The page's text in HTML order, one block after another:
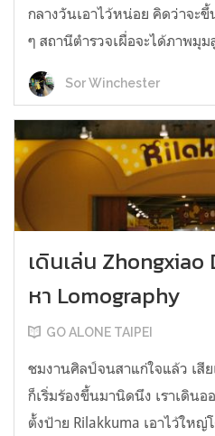
กลางวันเอาไว้หน่อย คิดว่าจะ
ๆ สถานีตำรวจเผื่อจะได้ภาพมุม
Sor Winchester
เดินเล่น Zhongxiao
หา Lomography
GO ALONE TAIPEI
ชมงานศิลป์จนสาแก่ใจแล้ว เสี
ก็เริ่มร้องขึ้นมานิดนึง เราเดิน
ตั้งป้าย Rilakkuma เอาไว้ใหญ่